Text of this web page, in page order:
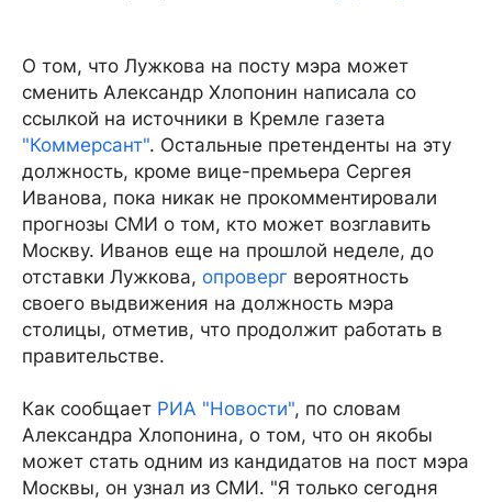
О том, что Лужкова на посту мэра может
сменить Александр Хлопонин написала со
ссылкой на источники в Кремле газета
"Коммерсант". Остальные претенденты на эту
должность, кроме вице-премьера Сергея
Иванова, пока никак не прокомментировали
прогнозы СМИ о том, кто может возглавить
Москву. Иванов еще на прошлой неделе, до
отставки Лужкова, опроверг вероятность
своего выдвижения на должность мэра
столицы, отметив, что продолжит работать в
правительстве.
Как сообщает РИА "Новости", по словам
Александра Хлопонина, о том, что он якобы
может стать одним из кандидатов на пост мэра
Москвы, он узнал из СМИ. "Я только сегодня